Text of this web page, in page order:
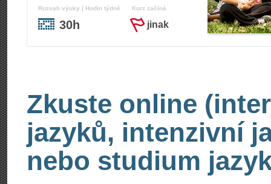
Rozsah výuky | Hodin týdně
30h
Kurz začíná
jinak
Zkuste online
jazyků, intenzivní
nebo studium